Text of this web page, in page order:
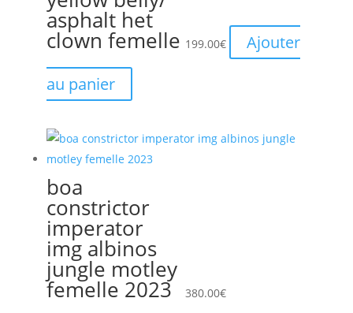
asphalt het
clown femelle 199.00€
Ajouter
au panier
boa
constrictor
imperator
img albinos
jungle motley
femelle 2023 380.00€